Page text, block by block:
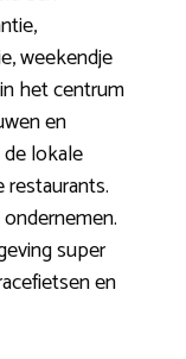
weekendje
het centrum
en
lokale
super
en